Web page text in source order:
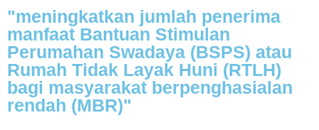
"meningkatkan jumlah penerima
manfaat Bantuan Stimulan
Perumahan Swadaya (BSPS) atau
Rumah Tidak Layak Huni (RTLH)
bagi masyarakat berpenghasialan
rendah (MBR)"